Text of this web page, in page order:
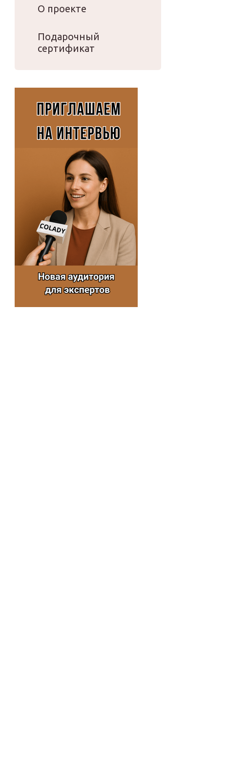
О проекте
Подарочный
сертификат